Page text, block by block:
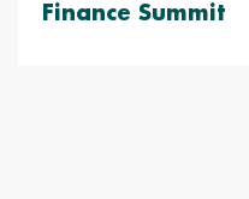
Finance Summit